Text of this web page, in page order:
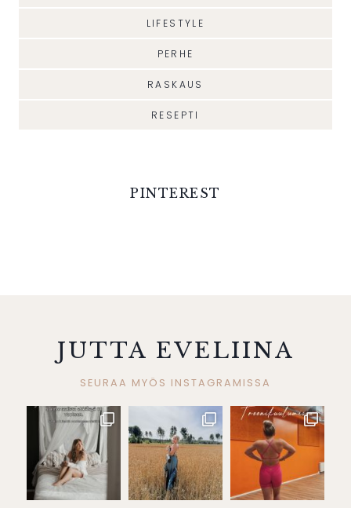
LIFESTYLE
PERHE
RASKAUS
RESEPTI
PINTEREST
JUTTA EVELIINA
SEURAA MYÖS INSTAGRAMISSA